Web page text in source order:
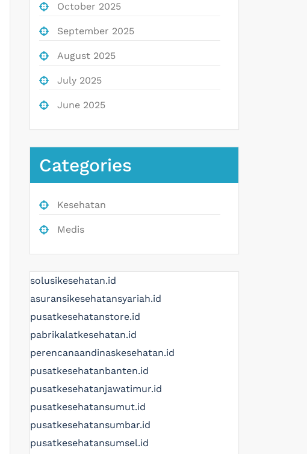
October 2025
September 2025
August 2025
July 2025
June 2025
Categories
Kesehatan
Medis
solusikesehatan.id
asuransikesehatansyariah.id
pusatkesehatanstore.id
pabrikalatkesehatan.id
perencanaandinaskesehatan.id
pusatkesehatanbanten.id
pusatkesehatanjawatimur.id
pusatkesehatansumut.id
pusatkesehatansumbar.id
pusatkesehatansumsel.id